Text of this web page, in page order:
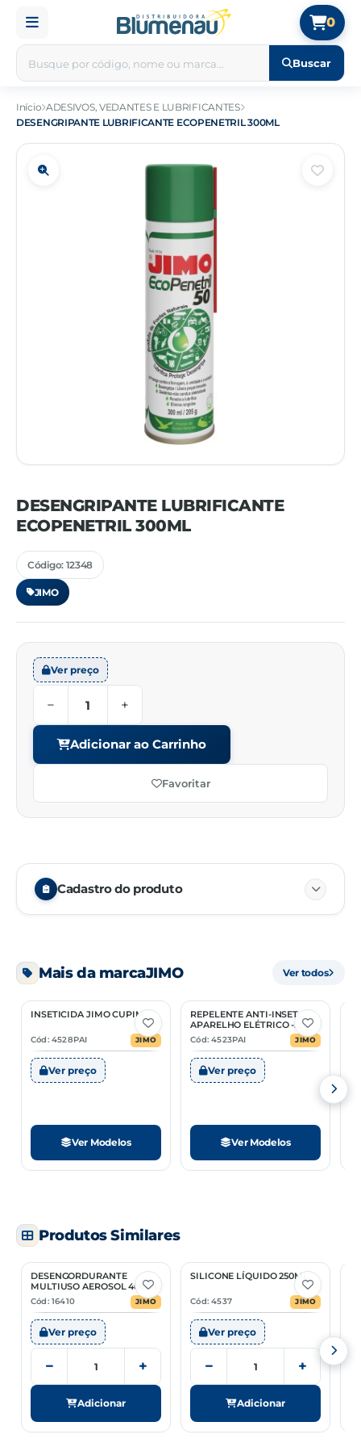
Buscar
0
Início ADESIVOS, VEDANTES E LUBRIFICANTES
DESENGRIPANTE LUBRIFICANTE ECOPENETRIL 300ML
DESENGRIPANTE LUBRIFICANTE
ECOPENETRIL 300ML
Código: 12348
JIMO
Ver preço
− +
Adicionar ao Carrinho
Favoritar
Cadastro do produto
Unidade de venda PC
NCM 38249941
Mais da marcaJIMO Ver todos
6 Opções
INSETICIDA JIMO CUPIM
Cód: 4528PAI JIMO
Ver preço
Ver Modelos
2 Opções
REPELENTE ANTI-INSET
APARELHO ELÉTRICO -
REFIL PASTILHA
Cód: 4523PAI JIMO
Ver preço
Ver Modelos
Produtos Similares
DESENGORDURANTE
MULTIUSO AEROSOL 400ML
Cód: 16410
JIMO
Ver preço
− +
Adicionar
SILICONE LÍQUIDO 250ML
Cód: 4537 JIMO
Ver preço
− +
Adicionar